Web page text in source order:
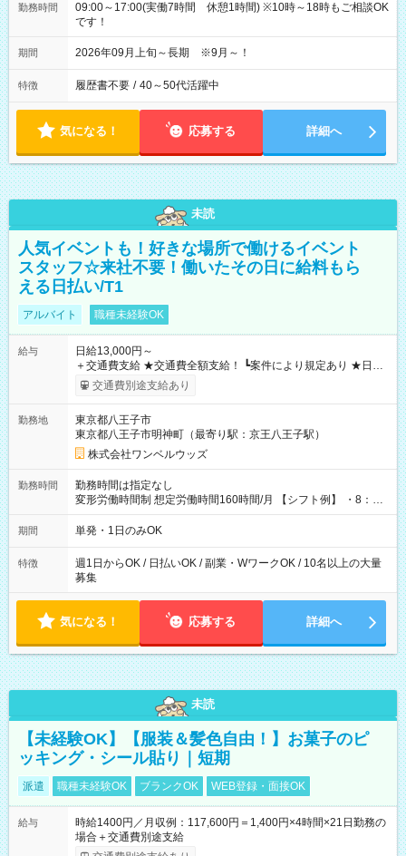
勤務時間
09:00～17:00(実働7時間 休憩1時間) ※10時～18時もご相談OK
です！
期間 2026年09月上旬～長期 ※9月～！
特徴 履歴書不要 / 40～50代活躍中
気になる！ 応募する 詳細へ
未読
人気イベントも！好きな場所で働けるイベント
スタッフ☆来社不要！働いたその日に給料もら
える日払い/T1
アルバイト 職種未経験OK
給与
日給13,000円～
＋交通費支給 ★交通費全額支給！ ┗案件により規定あり ★日払
いOK！（規定あり） ┗働いたその日に現金GET♪ お仕事後はコ
ンビニATMから 日払い分を引き落とせます！ 【試用期間】試
交通費別途支給あり
勤務地
東京都八王子市
東京都八王子市明神町（最寄り駅：京王八王子駅）
株式会社ワンベルウッズ
勤務時間
勤務時間は指定なし
変形労働時間制 想定労働時間160時間/月 【シフト例】 ・8：00
～21：00
期間 単発・1日のみOK
特徴
週1日からOK / 日払いOK / 副業・WワークOK / 10名以上の大量
募集
気になる！ 応募する 詳細へ
未読
【未経験OK】【服装＆髪色自由！】お菓子のピ
ッキング・シール貼り｜短期
派遣 職種未経験OK ブランクOK WEB登録・面接OK
給与
時給1400円／月収例：117,600円＝1,400円×4時間×21日勤務の
場合＋交通費別途支給